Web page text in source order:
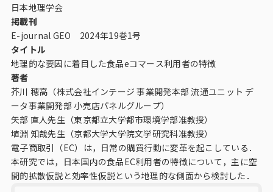
社長メッセージ
役員紹介
沿革
多様性・ダイバーシティへの取り組み
ニュース・メディア掲載
ソリューション／サービス
日本地理学会
掲載刊
E-journal GEO 2024年19巻1号
タイトル
地理的な要因に着目した食品eコマース利用者の特徴
著者
芥川 穂高（株式会社インテージ 事業開発本部 流通ユニット デ
ータ事業開発部 小売店パネルグループ）
矢部 直人先生（東京都立大学都市環境学部准教授）
埴淵 知哉先生（京都大学大学院文学研究科准教授）
電子商取引（EC）は，日常の購買行動に変革を起こしている．
本研究では，日本国内の食品EC利用者の特徴について，主に空
間的拡散仮説と効率性仮説という地理的な側面から検討した．